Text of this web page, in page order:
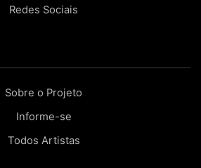
Redes Sociais
Sobre o Projeto
Informe-se
Todos Artistas